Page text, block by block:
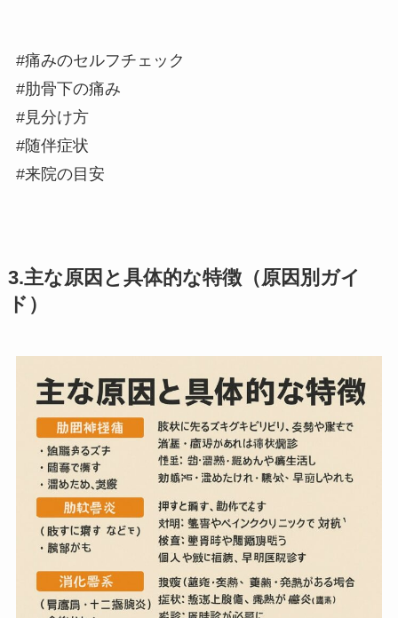
#痛みのセルフチェック
#肋骨下の痛み
#見分け方
#随伴症状
#来院の目安
3.主な原因と具体的な特徴（原因別ガイ
ド）